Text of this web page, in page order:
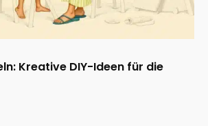
Kreative DIY-Ideen für die